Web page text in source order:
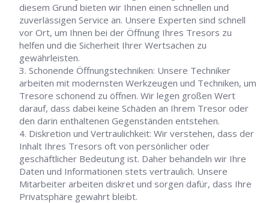
diesem Grund bieten wir Ihnen einen schnellen und
zuverlässigen Service an. Unsere Experten sind schnell
vor Ort, um Ihnen bei der Öffnung Ihres Tresors zu
helfen und die Sicherheit Ihrer Wertsachen zu
gewährleisten.
Schonende Öffnungstechniken: Unsere Techniker
arbeiten mit modernsten Werkzeugen und Techniken, um
Tresore schonend zu öffnen. Wir legen großen Wert
darauf, dass dabei keine Schäden an Ihrem Tresor oder
den darin enthaltenen Gegenständen entstehen.
Diskretion und Vertraulichkeit: Wir verstehen, dass der
Inhalt Ihres Tresors oft von persönlicher oder
geschäftlicher Bedeutung ist. Daher behandeln wir Ihre
Daten und Informationen stets vertraulich. Unsere
Mitarbeiter arbeiten diskret und sorgen dafür, dass Ihre
Privatsphäre gewahrt bleibt.